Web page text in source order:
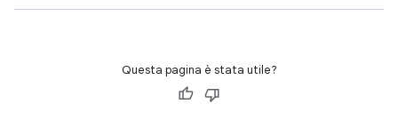
Questa pagina è stata utile?